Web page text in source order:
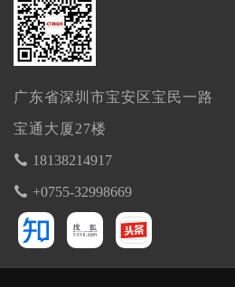
广东省深圳市宝安区宝民一路
宝通大厦27楼
18138214917
+0755-32998669